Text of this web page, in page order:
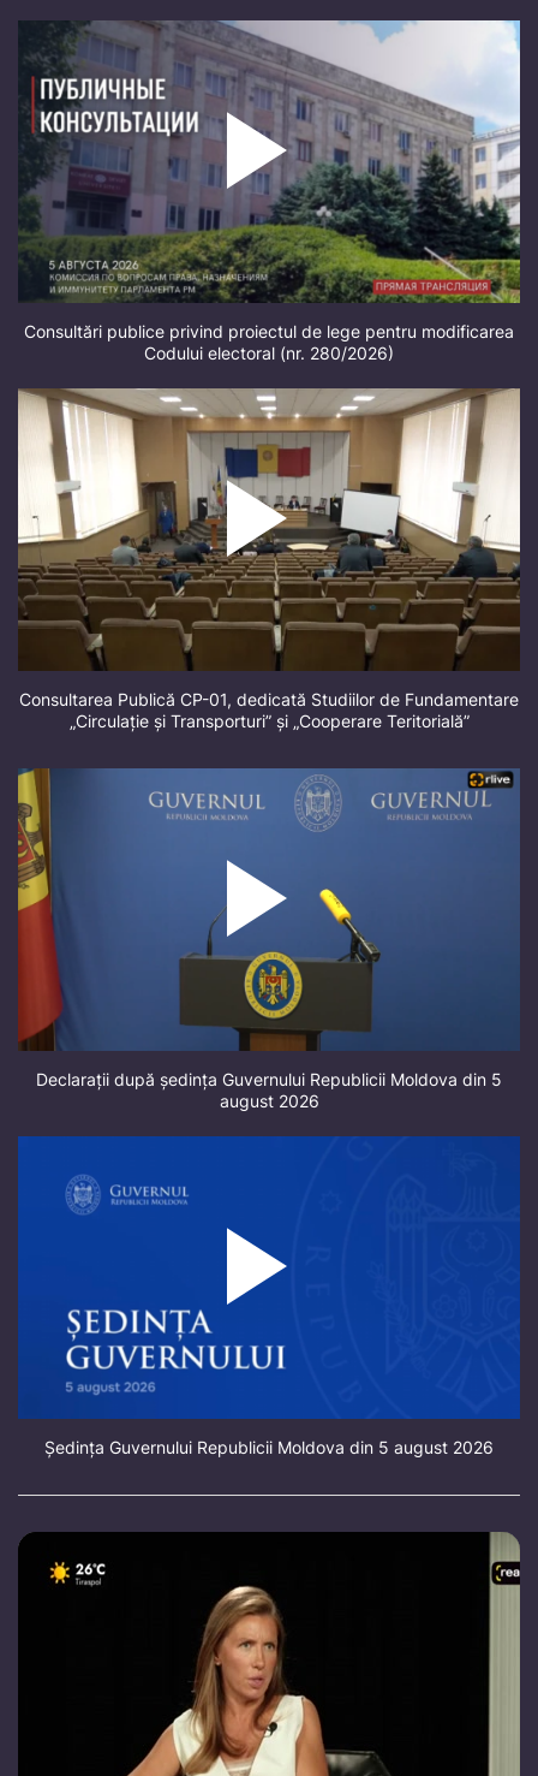
Consultări publice privind proiectul de lege pentru modificarea
Codului electoral (nr. 280/2026)
Consultarea Publică CP-01, dedicată Studiilor de Fundamentare
„Circulație și Transporturi” și „Cooperare Teritorială”
Declarații după ședința Guvernului Republicii Moldova din 5
august 2026
Ședința Guvernului Republicii Moldova din 5 august 2026